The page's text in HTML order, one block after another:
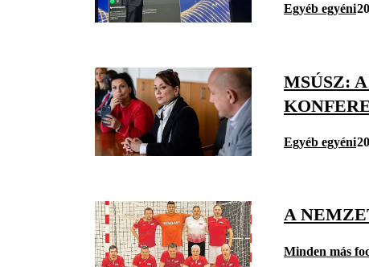
Egyéb egyéni
MSÚSZ:
Egyéb egyéni
A
Minden más